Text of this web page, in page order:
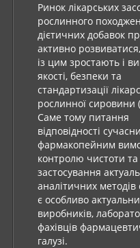
Ринок лікарських
рослинного
дієтичних добавок
активно
із цим зростають і
якості, безпеки та
стандартизації
рослинної сировини
Саме тому питання
відповідності
фармакопейним
контролю чистоти та
застосування
аналітичних методів
є особливо
виробників,
фахівців
галузі.